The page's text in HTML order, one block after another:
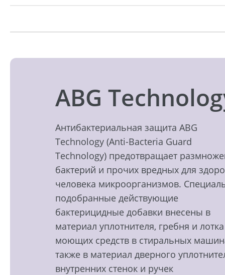
ABG
Антибактериальная защита ABG
Technology (Anti-Bacteria Guard
Technology) предотвращает
бактерий и прочих вредных для
человека микроорганизмов.
подобранные действующие
бактерицидные добавки внесены в
материал уплотнителя, гребня и
моющих средств в стиральных
также в материал дверного
внутренних стенок и ручек